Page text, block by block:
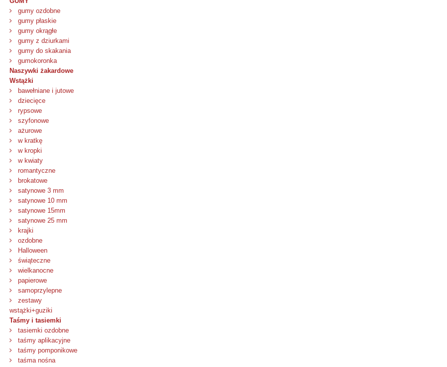
gumy ozdobne
gumy płaskie
gumy okrągłe
gumy z dziurkami
gumy do skakania
gumokoronka
Naszywki żakardowe
Wstążki
bawełniane i jutowe
dziecięce
rypsowe
szyfonowe
ażurowe
w kratkę
w kropki
w kwiaty
romantyczne
brokatowe
satynowe 3 mm
satynowe 10 mm
satynowe 15mm
satynowe 25 mm
krajki
ozdobne
Halloween
świąteczne
wielkanocne
papierowe
samoprzylepne
zestawy
wstążki+guziki
Taśmy i tasiemki
tasiemki ozdobne
taśmy aplikacyjne
taśmy pomponikowe
taśma nośna